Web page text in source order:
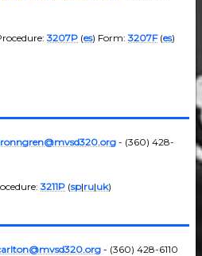
3207P (es) Form:3207F(es)
- (360) 428-
3211P (sp|ru|uk)
- (360) 428-6110